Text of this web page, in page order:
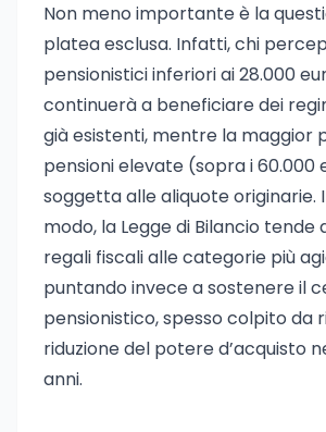
Non meno importante è la
platea esclusa. Infatti, chi
pensionistici inferiori ai 28.000
continuerà a beneficiare dei
già esistenti, mentre la maggior
pensioni elevate (sopra i 60.000
soggetta alle aliquote originarie.
modo, la Legge di Bilancio tende
regali fiscali alle categorie più
puntando invece a sostenere il
pensionistico, spesso colpito da
riduzione del potere d’acquisto
anni.